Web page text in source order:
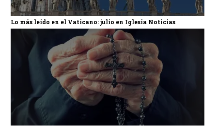
Lo más leído en el Vaticano: julio en Iglesia Noticias